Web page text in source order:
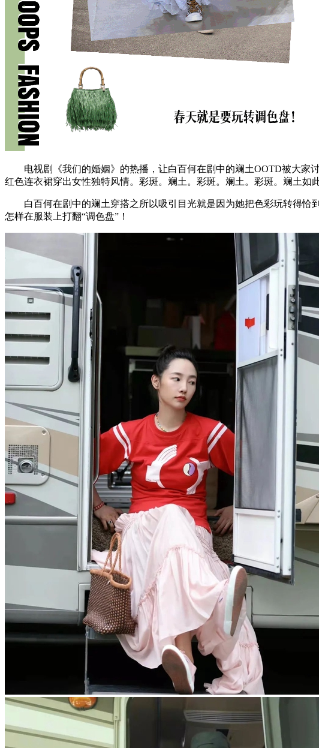
电视剧《我们的婚姻》的热播，让白百何在剧中的斓土OOTD被大家
红色连衣裙穿出女性独特风情。彩斑。斓土。彩斑。斓土。彩斑。斓土如
白百何在剧中的斓土穿搭之所以吸引目光就是因为她把色彩玩转得恰
怎样在服装上打翻“调色盘”！